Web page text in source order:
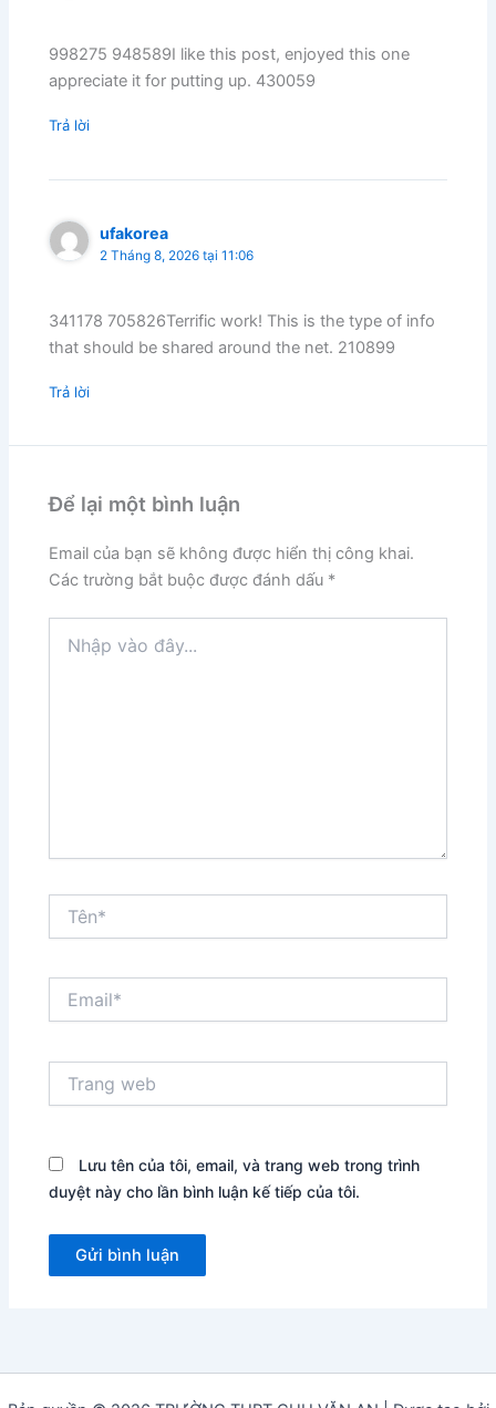
998275 948589I like this post, enjoyed this one
appreciate it for putting up. 430059
Trả lời
ufakorea
2 Tháng 8, 2026 tại 11:06
341178 705826Terrific work! This is the type of info
that should be shared around the net. 210899
Trả lời
Để lại một bình luận
Email của bạn sẽ không được hiển thị công khai.
Các trường bắt buộc được đánh dấu *
vào
web
Lưu tên của tôi, email, và trang web trong trình
duyệt này cho lần bình luận kế tiếp của tôi.